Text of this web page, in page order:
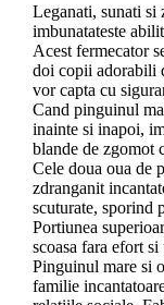
Leganati, sunati si
imbunatateste
Acest fermecator
doi copii adorabili
vor capta cu
Cand pinguinul
inainte si inapoi,
blande de zgomot
Cele doua oua de
zdranganit
scuturate, sporind
Portiunea
scoasa fara efort
Pinguinul mare si
familie